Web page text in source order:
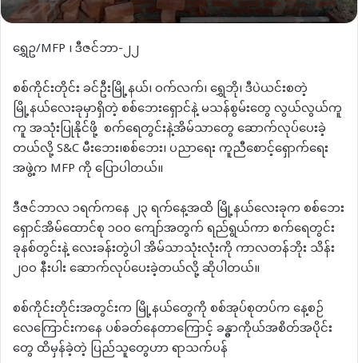
ရွှေဥ/MFP ၊ ဒီဇင်ဘာ-၂၂
စစ်ကိုင်းတိုင်း ခင်ဦးမြို့နယ်၊ ဝက်လက်၊ ရွှေဘို၊ ဒီပဲယင်းစတဲ့
မြို့နယ်လေးခုမှာရှိတဲ့ စစ်ဘေးရှောင်နဲ့ မသန်စွမ်းတွေ လွယ်လွယ်ကူ
ကူ အသုံးပြုနိုင်ဖို့ စက်ရေတွင်းနဲ့အိမ်သာတွေ ဆောက်လုပ်ပေးခဲ့
တယ်လို့ S&C မီးဘေး၊စစ်ဘေး၊ ပညာရေး ကူညီစောင့်ရှောက်ရေး
အဖွဲ့က MFP ကို ပြောပါတယ်။
ဒီဇင်ဘာလ ၁ရက်ကနေ ၂၃ ရက်နေ့အထိ မြို့နယ်လေးခုက စစ်ဘေး
ရှောင်အိမ်ထောင်စု ၁၀၀ ကျော်အတွက် ရည်ရွယ်ကာ စက်ရေတွင်း
ခုနစ်တွင်းနဲ့ လေးခန်းတွဲပါ အိမ်သာသုံးလုံးကို ကာလတန်ဘိုး သိန်း
၂၀၀ နီးပါး ဆောက်လုပ်ပေးခဲ့တယ်လို့ ဆိုပါတယ်။
စစ်ကိုင်းတိုင်းအတွင်းက မြို့နယ်တွေကို စစ်အုပ်စုတပ်က နေ့စဉ်
လေကြောင်းကနေ ပစ်ခတ်နေတာကြောင့် ခန္ဓာကိုယ်အစိတ်အပိုင်း
တွေ ထိမှန်ခဲ့တဲ့ ပြည်သူတွေဟာ ရာသက်ပန်